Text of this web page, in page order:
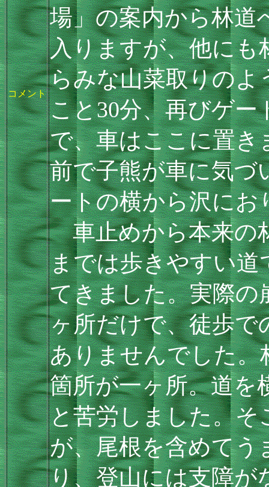
コメント
場」の案内から林道
入りますが、他にも
らみな山菜取りのよ
こと30分、再びゲ
で、車はここに置き
前で子熊が車に気づ
ートの横から沢にお
車止めから本来の
までは歩きやすい道
てきました。実際の
ヶ所だけで、徒歩で
ありませんでした。
箇所が一ヶ所。道を
と苦労しました。そ
が、尾根を含めてう
り、登山には支障が